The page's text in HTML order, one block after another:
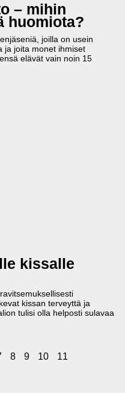
– mihin
huomiota?
joilla on usein
ja joita monet ihmiset
elävät vain noin 15
kissalle
kissan terveyttä ja
tulisi olla helposti sulavaa
8 9 10 11